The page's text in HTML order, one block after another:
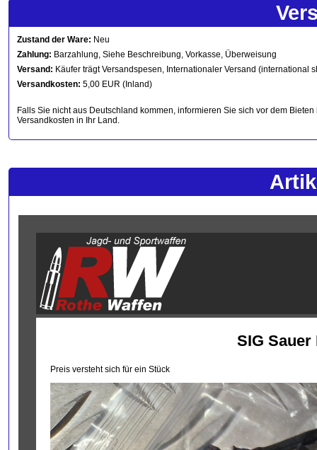
Zustand der Ware: Neu
Zahlung: Barzahlung, Siehe Beschreibung, Vorkasse, Überweisung
Versand: Käufer trägt Versandspesen, Internationaler Versand (international
Versandkosten: 5,00 EUR (Inland)
Falls Sie nicht aus Deutschland kommen, informieren Sie sich vor dem
Versandkosten in Ihr Land.
SIG Sauer
Preis versteht sich für ein Stück